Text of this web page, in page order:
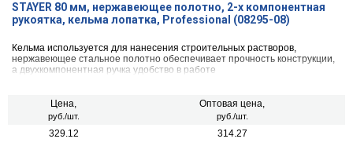
STAYER 80 мм, нержавеющее полотно, 2-х компонентная
рукоятка, кельма лопатка, Professional (08295-08)
Кельма используется для нанесения строительных растворов,
нержавеющее стальное полотно обеспечивает прочность конструкции,
а двухкомпонентная ручка удобство в работе
Цена,
руб./шт.
Оптовая цена,
руб./шт.
329.12 314.27